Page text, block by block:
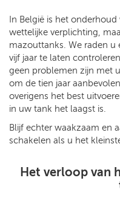
In België is het
wettelijke verplichting,
mazouttanks. We raden
vijf jaar te laten
geen problemen zijn met
om de tien jaar
overigens het best
in uw tank het laagst is.
Blijf echter waakzaam en
schakelen als u het
Het verloop van